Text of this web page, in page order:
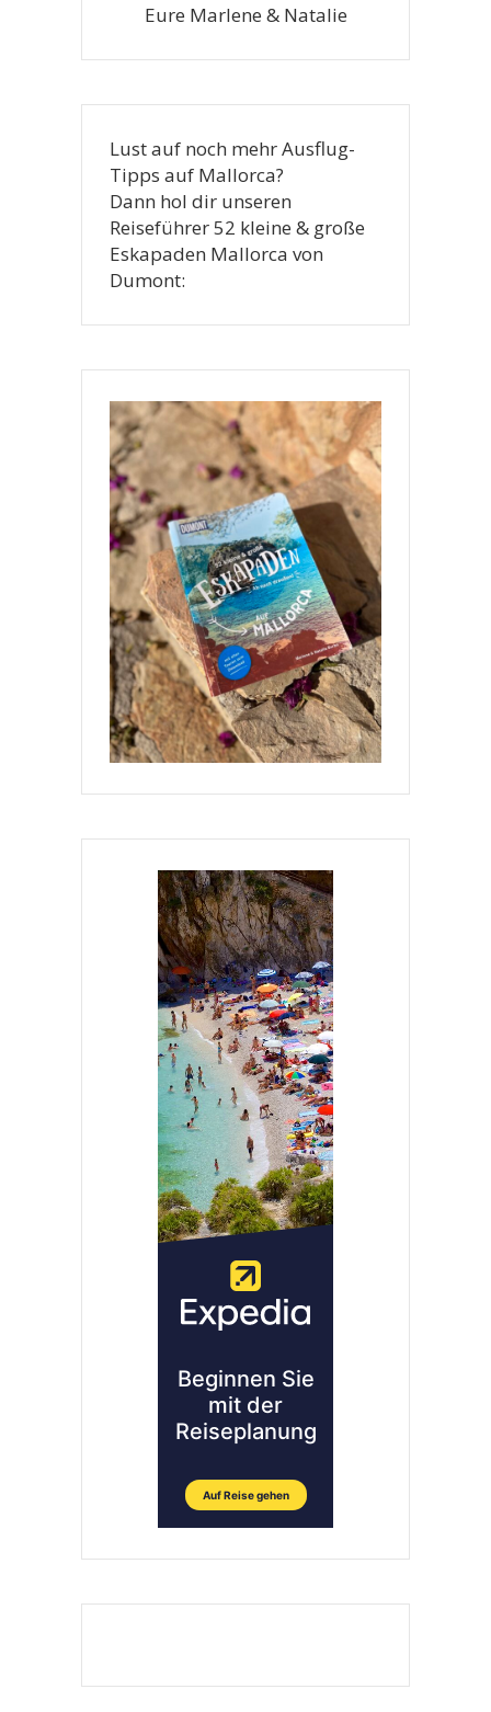
Eure Marlene & Natalie
Lust auf noch mehr Ausflug-
Tipps auf Mallorca?
Dann hol dir unseren
Reiseführer 52 kleine & große
Eskapaden Mallorca von
Dumont: